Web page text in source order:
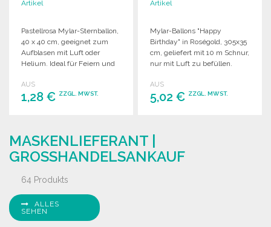
Artikel
Pastellrosa Mylar-Sternballon,
40 x 40 cm, geeignet zum
Aufblasen mit Luft oder
Helium. Ideal für Feiern und
AUS
1,28 € ZZGL. MWST.
Angebot anfordern
Artikel
Mylar-Ballons "Happy
Birthday" in Roségold, 305x35
cm, geliefert mit 10 m Schnur,
nur mit Luft zu befüllen.
AUS
5,02 € ZZGL. MWST.
MASKENLIEFERANT |
GROSSHANDELSANKAUF
64 Produkts
ALLES
SEHEN